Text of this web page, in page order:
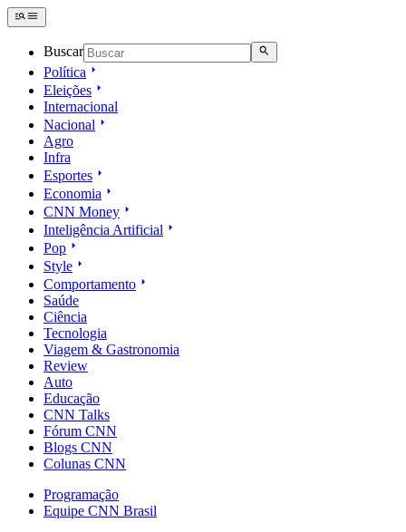
Buscar
Política
Eleições
Internacional
Nacional
Agro
Infra
Esportes
Economia
CNN Money
Inteligência Artificial
Pop
Style
Comportamento
Saúde
Ciência
Tecnologia
Viagem & Gastronomia
Review
Auto
Educação
CNN Talks
Fórum CNN
Blogs CNN
Colunas CNN
Programação
Equipe CNN Brasil